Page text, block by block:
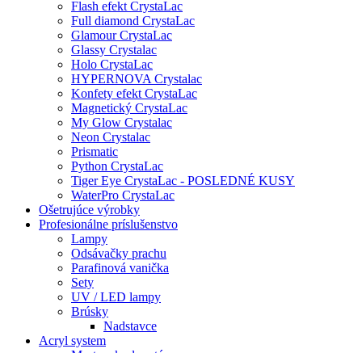
Flash efekt CrystaLac
Full diamond CrystaLac
Glamour CrystaLac
Glassy Crystalac
Holo CrystaLac
HYPERNOVA Crystalac
Konfety efekt CrystaLac
Magnetický CrystaLac
My Glow Crystalac
Neon Crystalac
Prismatic
Python CrystaLac
Tiger Eye CrystaLac - POSLEDNÉ KUSY
WaterPro CrystaLac
Ošetrujúce výrobky
Profesionálne príslušenstvo
Lampy
Odsávačky prachu
Parafinová vanička
Sety
UV / LED lampy
Brúsky
Nadstavce
Acryl system